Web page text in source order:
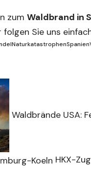
zum Waldbrand in
folgen Sie uns
NaturkatastrophenSpanien
Waldbrände USA:
HKX-